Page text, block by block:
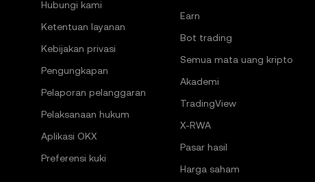
Hubungi kami
Ketentuan layanan
Kebijakan privasi
Pengungkapan
Pelaporan pelanggaran
Pelaksanaan hukum
Aplikasi OKX
Preferensi kuki
Earn
Bot trading
Semua mata uang kripto
Akademi
TradingView
X-RWA
Pasar hasil
Harga saham